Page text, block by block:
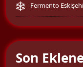
Fermento
Son